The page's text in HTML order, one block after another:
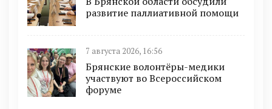
развитие паллиативной помощи
7 августа 2026, 16:56
Брянские волонтёры-медики
участвуют во Всероссийском
форуме